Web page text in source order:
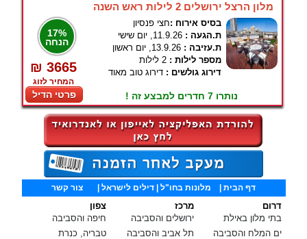
מלון הרצל ירושלים 2 לילות ראש השנה
17%
הנחה
₪ 3665
המחיר לזוג
פרטי הדיל
בסיס אירוח :חצי פנסיון
ת.הגעה : 11.9.26, יום שישי
ת.עזיבה : 13.9.26, יום ראשון
מספר לילות : 2 לילות
דירוג גולשים : דירוג טוב מאוד
נותרו 7 חדרים למבצע זה !
דף הבית מלונות בחו"ל | דילים לישראל | צור קשר
צפון
חיפה והסביבה
טבריה, כנרת
מרכז
ירושלים והסביבה
תל אביב והסביבה
דרום
בתי מלון באילת
ים המלח והסביבה